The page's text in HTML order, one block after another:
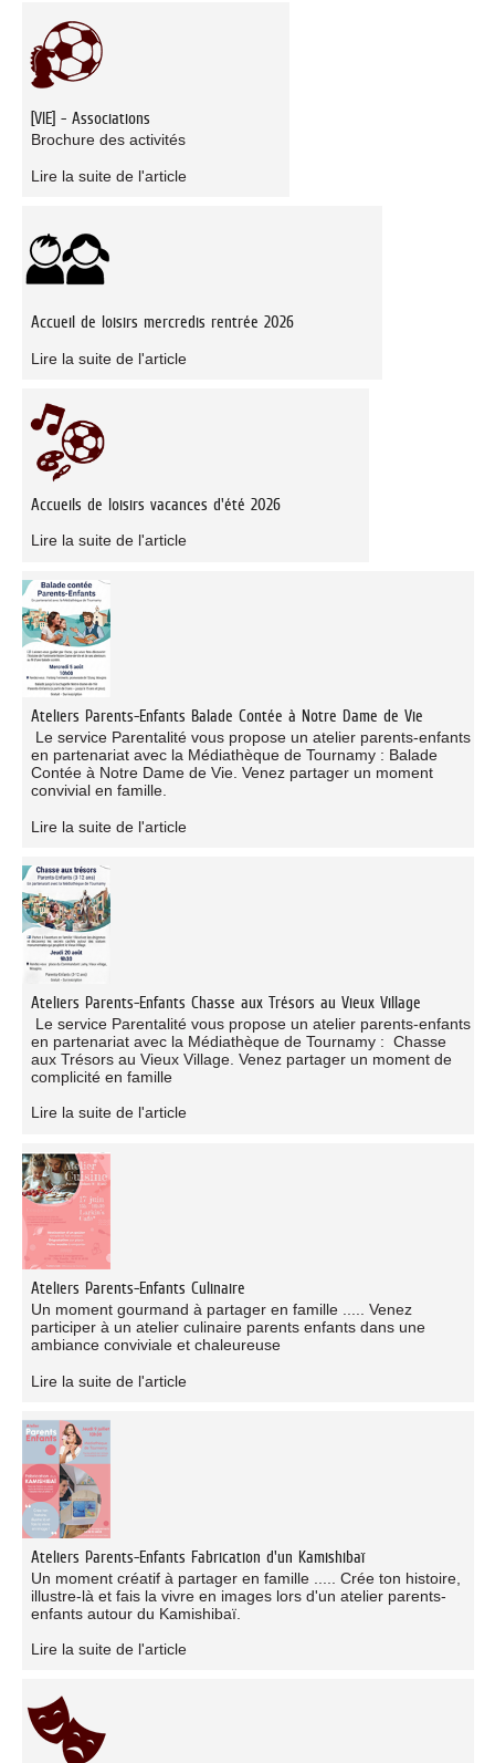
[VIE] - Associations
Brochure des activités
Lire la suite de l'article
Accueil de loisirs mercredis rentrée 2026
Lire la suite de l'article
Accueils de loisirs vacances d'été 2026
Lire la suite de l'article
Ateliers Parents-Enfants Balade Contée à Notre Dame de Vie
Le service Parentalité vous propose un atelier parents-enfants
en partenariat avec la Médiathèque de Tournamy : Balade
Contée à Notre Dame de Vie. Venez partager un moment
convivial en famille.
Lire la suite de l'article
Ateliers Parents-Enfants Chasse aux Trésors au Vieux Village
Le service Parentalité vous propose un atelier parents-enfants
en partenariat avec la Médiathèque de Tournamy : Chasse
aux Trésors au Vieux Village. Venez partager un moment de
complicité en famille
Lire la suite de l'article
Ateliers Parents-Enfants Culinaire
Un moment gourmand à partager en famille ..... Venez
participer à un atelier culinaire parents enfants dans une
ambiance conviviale et chaleureuse
Lire la suite de l'article
Ateliers Parents-Enfants Fabrication d'un Kamishibaï
Un moment créatif à partager en famille ..... Crée ton histoire,
illustre-là et fais la vivre en images lors d'un atelier parents-
enfants autour du Kamishibaï.
Lire la suite de l'article